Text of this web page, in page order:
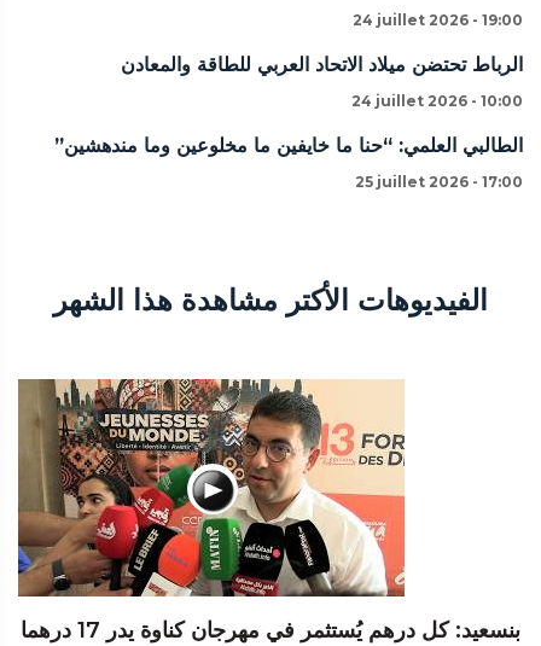
24 juillet 2026 - 19:00
الرباط تحتضن ميلاد الاتحاد العربي للطاقة والمعادن
24 juillet 2026 - 10:00
الطالبي العلمي: “حنا ما خايفين ما مخلوعين وما مندهشين”
25 juillet 2026 - 17:00
الفيديوهات الأكتر مشاهدة هذا الشهر
بنسعيد: كل درهم يُستثمر في مهرجان كناوة يدر 17 درهما